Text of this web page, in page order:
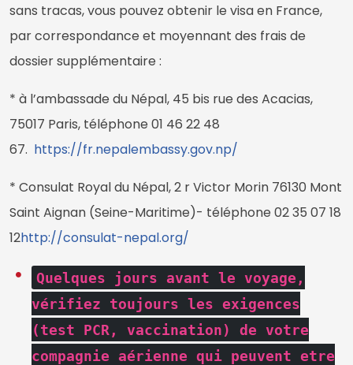
sans tracas, vous pouvez obtenir le visa en France,
par correspondance et moyennant des frais de
dossier supplémentaire :
* à l’ambassade du Népal, 45 bis rue des Acacias,
75017 Paris, téléphone 01 46 22 48
67. https://fr.nepalembassy.gov.np/
* Consulat Royal du Népal, 2 r Victor Morin 76130 Mont
Saint Aignan (Seine-Maritime)- téléphone 02 35 07 18
12http://consulat-nepal.org/
Quelques jours avant le voyage,
vérifiez toujours les exigences
(test PCR, vaccination) de votre
compagnie aérienne qui peuvent etre